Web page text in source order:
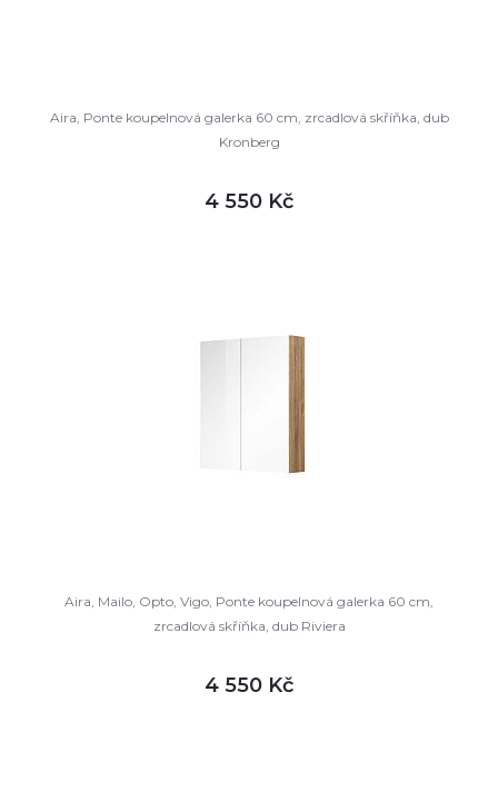
Aira, Ponte koupelnová galerka 60 cm, zrcadlová skříňka, dub
Kronberg
4 550 Kč
Aira, Mailo, Opto, Vigo, Ponte koupelnová galerka 60 cm,
zrcadlová skříňka, dub Riviera
4 550 Kč